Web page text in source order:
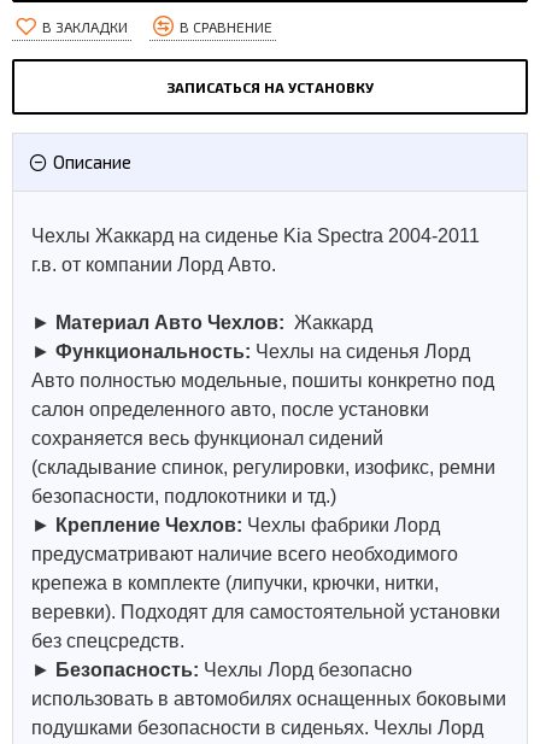
В ЗАКЛАДКИ В СРАВНЕНИЕ
ЗАПИСАТЬСЯ НА УСТАНОВКУ
Описание
Чехлы Жаккард на сиденье Kia Spectra 2004-2011
г.в. от компании Лорд Авто.
► Материал Авто Чехлов: Жаккард
► Функциональность: Чехлы на сиденья Лорд
Авто полностью модельные, пошиты конкретно под
салон определенного авто, после установки
сохраняется весь функционал сидений
(складывание спинок, регулировки, изофикс, ремни
безопасности, подлокотники и тд.)
► Крепление Чехлов: Чехлы фабрики Лорд
предусматривают наличие всего необходимого
крепежа в комплекте (липучки, крючки, нитки,
веревки). Подходят для самостоятельной установки
без спецсредств.
► Безопасность: Чехлы Лорд безопасно
использовать в автомобилях оснащенных боковыми
подушками безопасности в сиденьях. Чехлы Лорд